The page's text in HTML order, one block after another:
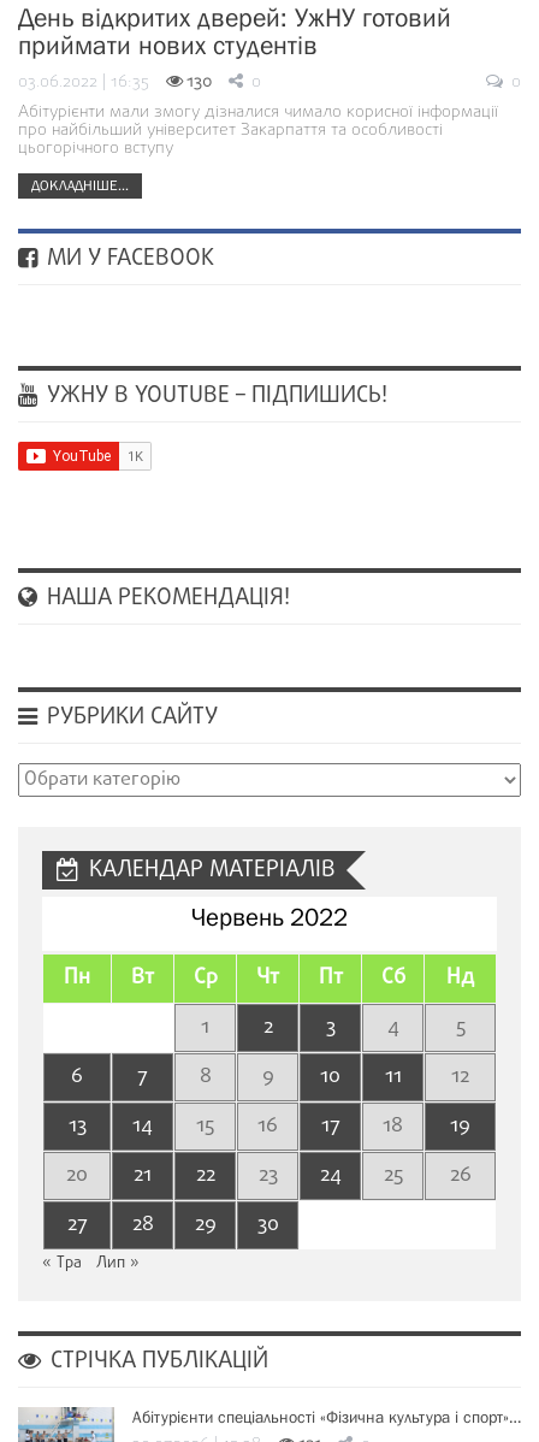
День відкритих дверей: УжНУ готовий
приймати нових студентів
03.06.2022 | 16:35 130 0
0
Абітурієнти мали змогу дізналися чимало корисної інформації
про найбільший університет Закарпаття та особливості
цьогорічного вступу
ДОКЛАДНІШЕ...
МИ У FACEBOOK
УЖНУ В YOUTUBE – ПІДПИШИСЬ!
НАША РЕКОМЕНДАЦІЯ!
РУБРИКИ САЙТУ
Рубрики
КАЛЕНДАР МАТЕРІАЛІВ
Червень 2022
Пн Вт Ср Чт Пт Сб Нд
1 2 3 4
5
6
7 8 9 10 11
12
13
14 15 16 17 18
19
20
21 22 23 24 25
26
27
28 29 30
« Тра Лип »
СТРІЧКА ПУБЛІКАЦІЙ
Абітурієнти спеціальності «Фізична культура і спорт»…